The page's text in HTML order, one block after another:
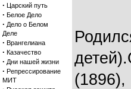
· Царский путь
· Белое Дело
· Дело о Белом
Деле
· Врангелиана
· Казачество
· Дни нашей жизни
· Репрессирование
МИТ
(1896),